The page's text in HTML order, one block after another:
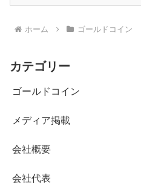
ホーム ゴールドコイン
カテゴリー
ゴールドコイン
メディア掲載
会社概要
会社代表